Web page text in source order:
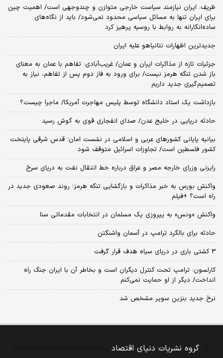
ظریف: ایران نیازمند سیاست خارجی متوازن و چندوجهی است/ اهمیت چین
برای ایران تنها به مسائل سیاسی محدود نمی‌شود/ باید از نگاه‌های
ساده‌انگارانه به روابط با روسیه پرهیز کرد
جدیدترین اظهارات نتانیاهو علیه ایران
جزئیات تازه از مذاکرات ایران و عمان/ غریب‌آبادی: تفاهم با عمان به معنای
باز شدن تنگه هرمز نیست/ برای ورود به فاز دوم پس از تفاهم، نیاز به
تصمیم‌گیری جدید داریم
بازداشت یک استاد دانشگاه توسط پلیس مهاجرت آمریکا/ ماجرا چیست؟
حادثه دریایی در خلیج عدن/ صدای انفجاری قوی به گوش رسید
بیانیه پایانی کشورهای عربی و اسلامی در نشست امان؛ قدس شرقی پایتخت
کشور فلسطین است/ تجاوزات اسرائیل متوقف شود
رایزنی وزرای خارجه مصر و عراق درباره خط انتقال نفت به دریای سرخ
واکنش بورس به خبر مذاکرات و بازگشایی تنگه هرمز؛ روند صعودی جدید در
راه است؟ +فیلم
واکنش «ونس» به پیروزی یک مسلمان در انتخابات مقدماتی سنا
حادثه برای بالگرد ترامپ در آسمان واشنگتن
3 کشتی باری در دریای سیاه هدف قرار گرفت
کارلسون: ترامپ تحت کنترل دیگران است و بخاطر آن با ایران جنگ راه
انداخت/ دیگر از او حمایت نمی‌کنم
نرخ جدید بنزین سوپر مشخص شد
گروه نشریات دنیای اقتصاد